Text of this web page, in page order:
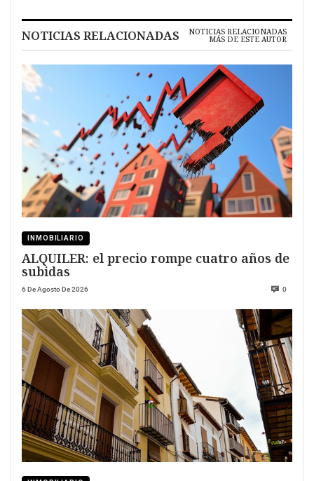
NOTICIAS RELACIONADAS NOTICIAS RELACIONADAS
MÁS DE ESTE AUTOR
INMOBILIARIO
ALQUILER: el precio rompe cuatro años de
subidas
6 De Agosto De 2026 0